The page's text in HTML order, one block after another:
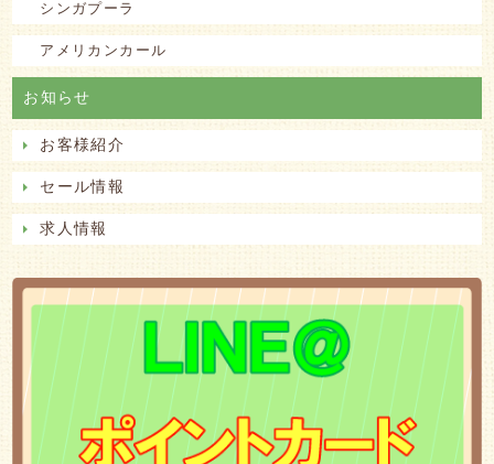
シンガプーラ
アメリカンカール
お知らせ
お客様紹介
セール情報
求人情報